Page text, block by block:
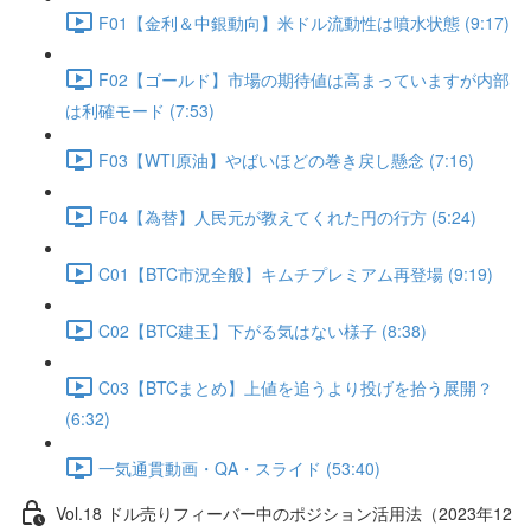
F01【金利＆中銀動向】米ドル流動性は噴水状態 (9:17)
F02【ゴールド】市場の期待値は高まっていますが内部
は利確モード (7:53)
F03【WTI原油】やばいほどの巻き戻し懸念 (7:16)
F04【為替】人民元が教えてくれた円の行方 (5:24)
C01【BTC市況全般】キムチプレミアム再登場 (9:19)
C02【BTC建玉】下がる気はない様子 (8:38)
C03【BTCまとめ】上値を追うより投げを拾う展開？
(6:32)
一気通貫動画・QA・スライド (53:40)
Vol.18 ドル売りフィーバー中のポジション活用法（2023年12